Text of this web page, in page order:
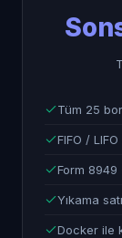
Tüm 25
FIFO /
Form 8949
Yıkama
Docker ile